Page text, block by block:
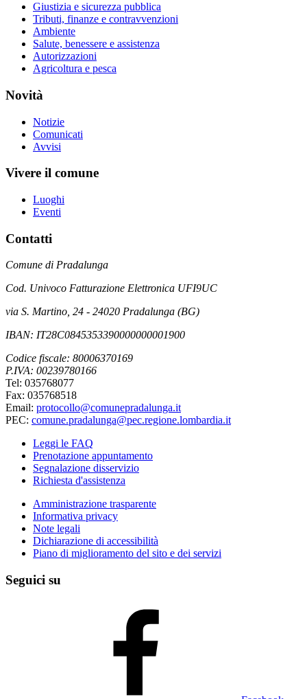
Giustizia e sicurezza pubblica
Tributi, finanze e contravvenzioni
Ambiente
Salute, benessere e assistenza
Autorizzazioni
Agricoltura e pesca
Novità
Notizie
Comunicati
Avvisi
Vivere il comune
Luoghi
Eventi
Contatti
Comune di Pradalunga
Cod. Univoco Fatturazione Elettronica UFI9UC
via S. Martino, 24 - 24020 Pradalunga (BG)
IBAN: IT28C0845353390000000001900
Codice fiscale: 80006370169
P.IVA: 00239780166
Tel: 035768077
Fax: 035768518
Email: protocollo@comunepradalunga.it
PEC: comune.pradalunga@pec.regione.lombardia.it
Leggi le FAQ
Prenotazione appuntamento
Segnalazione disservizio
Richiesta d'assistenza
Amministrazione trasparente
Informativa privacy
Note legali
Dichiarazione di accessibilità
Piano di miglioramento del sito e dei servizi
Seguici su